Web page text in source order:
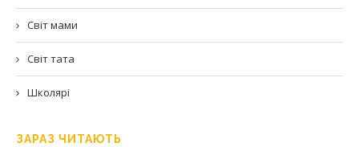
Світ мами
Світ тата
Школярі
ЗАРАЗ ЧИТАЮТЬ